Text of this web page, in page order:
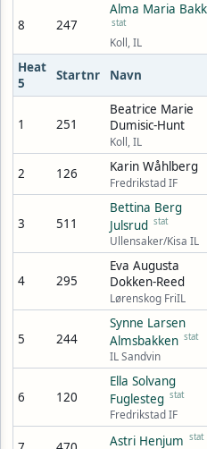
8 247
Alma Maria
stat
Koll, IL
Heat
5
Startnr Navn
1 251
Beatrice Marie
Dumisic-Hunt
Koll, IL
2 126 Karin Wåhlberg
Fredrikstad IF
3 511
Bettina Berg
Julsrud stat
Ullensaker/Kisa IL
4 295
Eva Augusta
Dokken-Reed
Lørenskog FriIL
5 244
Synne Larsen
Almsbakken stat
IL Sandvin
6 120
Ella Solvang
Fuglesteg stat
Fredrikstad IF
Astri Henjum stat